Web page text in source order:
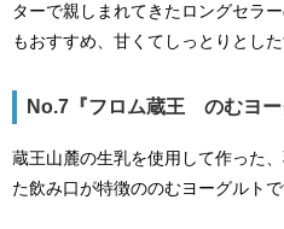
ターで親しまれてきたロングセラ
もおすすめ、甘くてしっとりとし
No.7『フロム蔵王 のむヨー
蔵王山麓の生乳を使用して作った
た飲み口が特徴ののむヨーグルト